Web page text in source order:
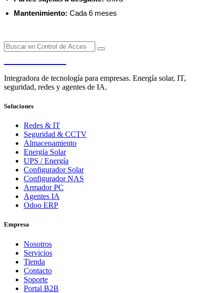
Mantenimiento: Cada 6 meses
Integradora de tecnología para empresas. Energía solar, IT,
seguridad, redes y agentes de IA.
Soluciones
Redes & IT
Seguridad & CCTV
Almacenamiento
Energía Solar
UPS / Energía
Configurador Solar
Configurador NAS
Armador PC
Agentes IA
Odoo ERP
Empresa
Nosotros
Servicios
Tienda
Contacto
Soporte
Portal B2B